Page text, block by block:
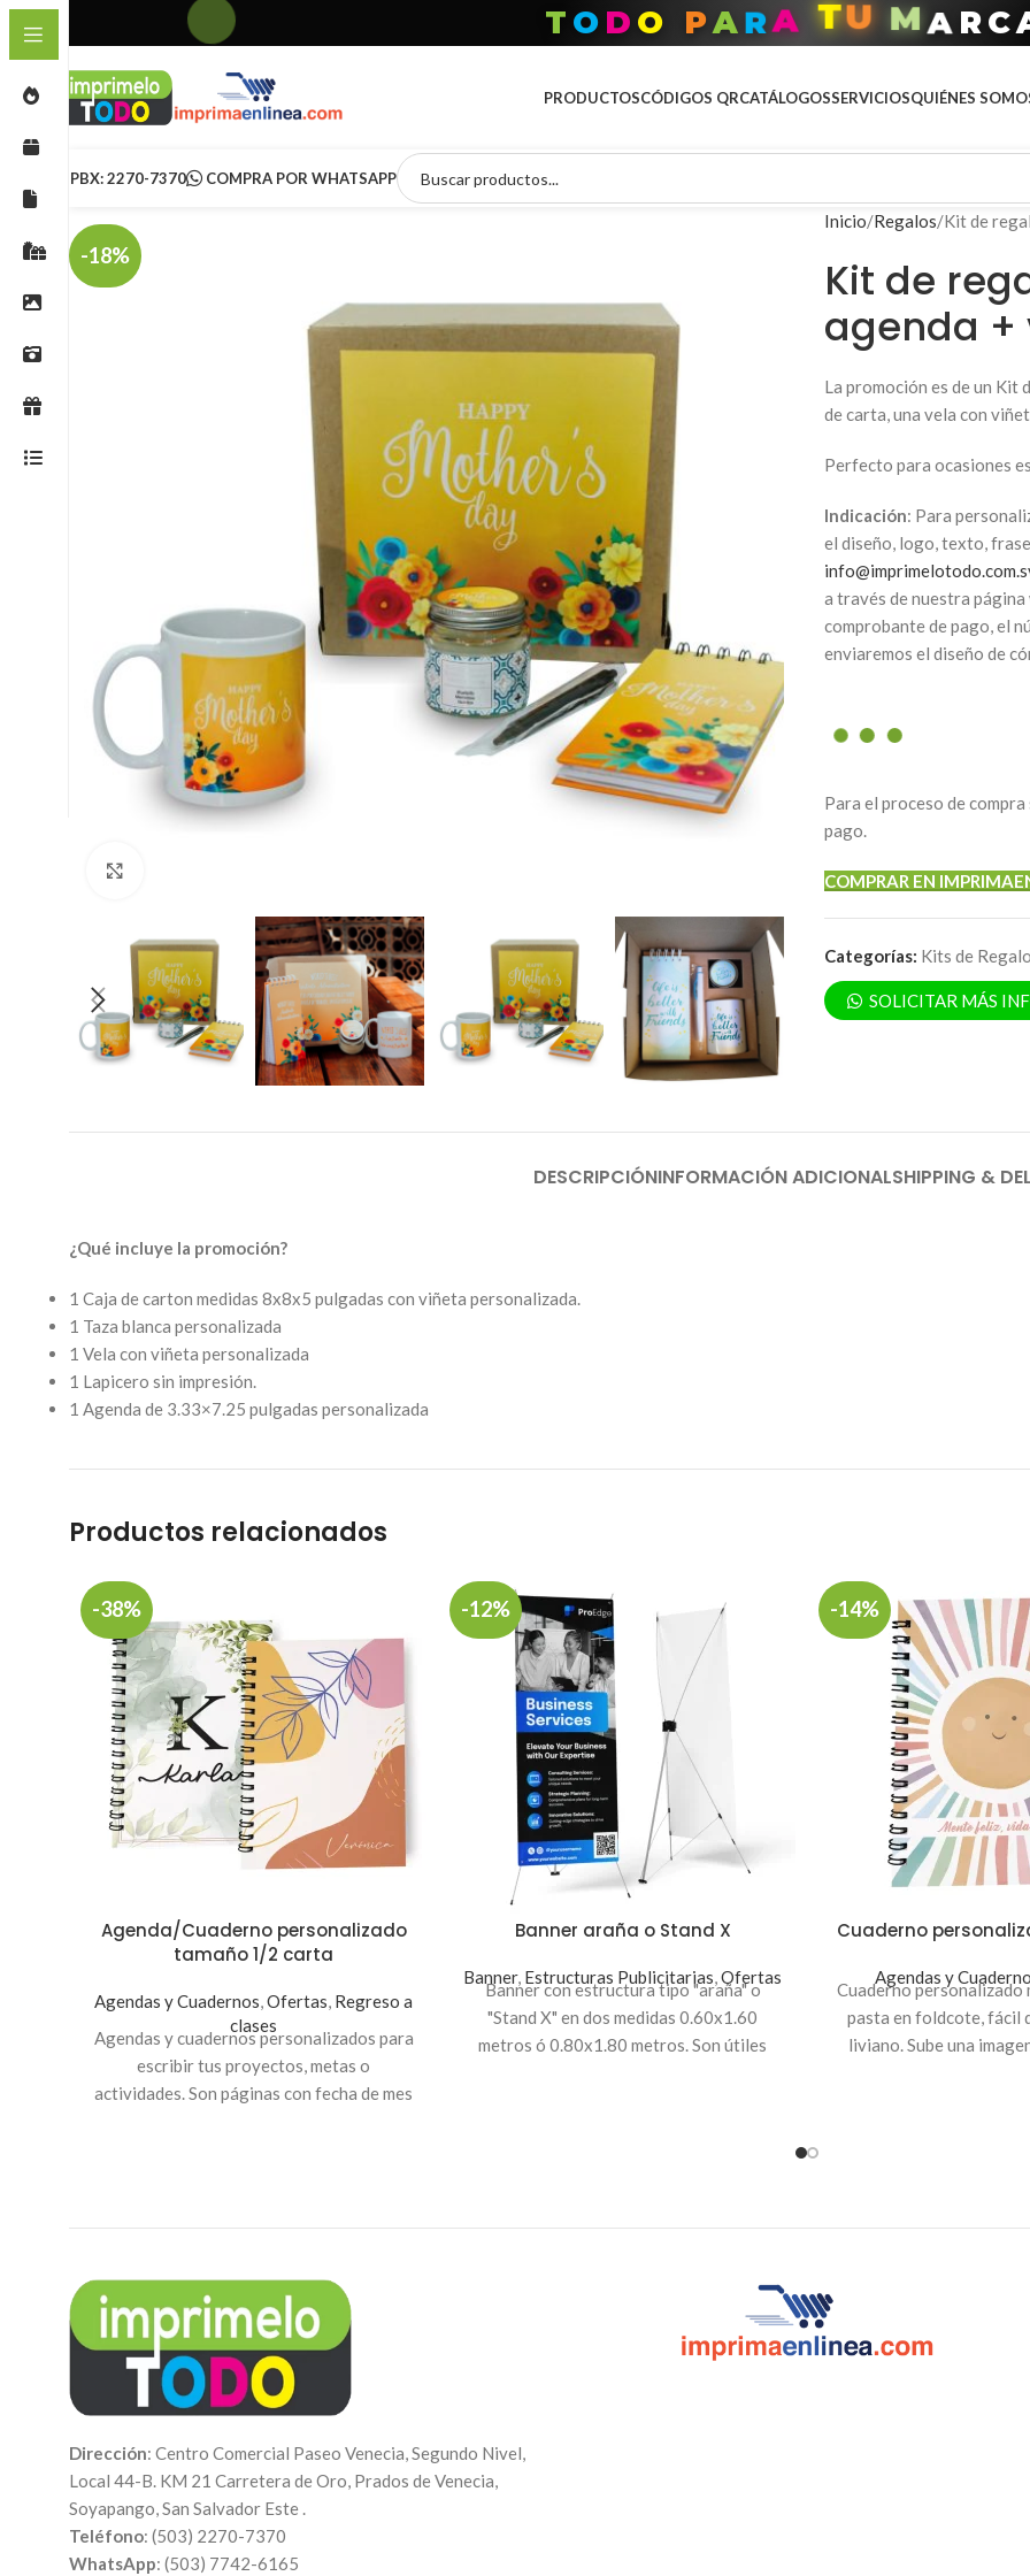
T O D O PARA TU MA RC
PRODUCTOSCÓDIGOS QRCATÁLOGOSSERVICIOSQUIÉNES
PBX: 2270-7370 COMPRA POR WHATSAPP
-18%
Inicio Regalos Kit de
Kit de
agenda +
La promoción es de un Kit
de carta, una vela con
Perfecto para ocasiones
Indicación: Para
el diseño, logo, texto,
a través de nuestra
comprobante de pago, el
enviaremos el diseño de
Para el proceso de
pago.
COMPRAR EN
Categorías: Kits de
SOLICITAR MÁS
DESCRIPCIÓNINFORMACIÓN ADICIONALSHIPPING &
¿Qué incluye la promoción?
1 Caja de carton medidas 8x8x5 pulgadas con viñeta personalizada.
1 Taza blanca personalizada
1 Vela con viñeta personalizada
1 Lapicero sin impresión.
1 Agenda de 3.33×7.25 pulgadas personalizada
Productos relacionados
-38%
Agenda/Cuaderno personalizado
tamaño 1/2 carta
Agendas y Cuadernos,Ofertas, Regreso a
clases
Agendas y cuadernos personalizados para
escribir tus proyectos, metas o
actividades. Son páginas con fecha de mes
-12%
Banner araña o Stand X
Banner, Estructuras Publicitarias,Ofertas
Banner con estructura tipo "araña" o
"Stand X" en dos medidas 0.60x1.60
metros ó 0.80x1.80 metros. Son útiles
-14%
Cuaderno
Agendas y
Cuaderno personalizado
pasta en foldcote, fácil
liviano. Sube una
Dirección: Centro Comercial Paseo Venecia, Segundo Nivel,
Local 44-B. KM 21 Carretera de Oro, Prados de Venecia,
Soyapango, San Salvador Este .
Teléfono: (503) 2270-7370
WhatsApp: (503) 7742-6165